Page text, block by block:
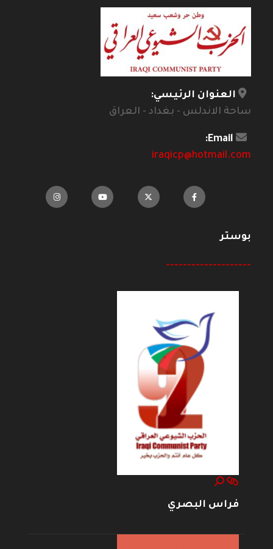
العنوان الرئيسي:
ساحة الاندلس - بغداد - العراق
Email:
iraqicp@hotmail.com
بوستر
--------------------
فراس البصري